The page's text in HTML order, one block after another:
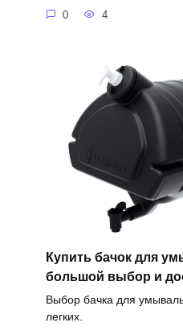
0 4
Купить бачок для
большой выбор и
Выбор бачка для
легких.